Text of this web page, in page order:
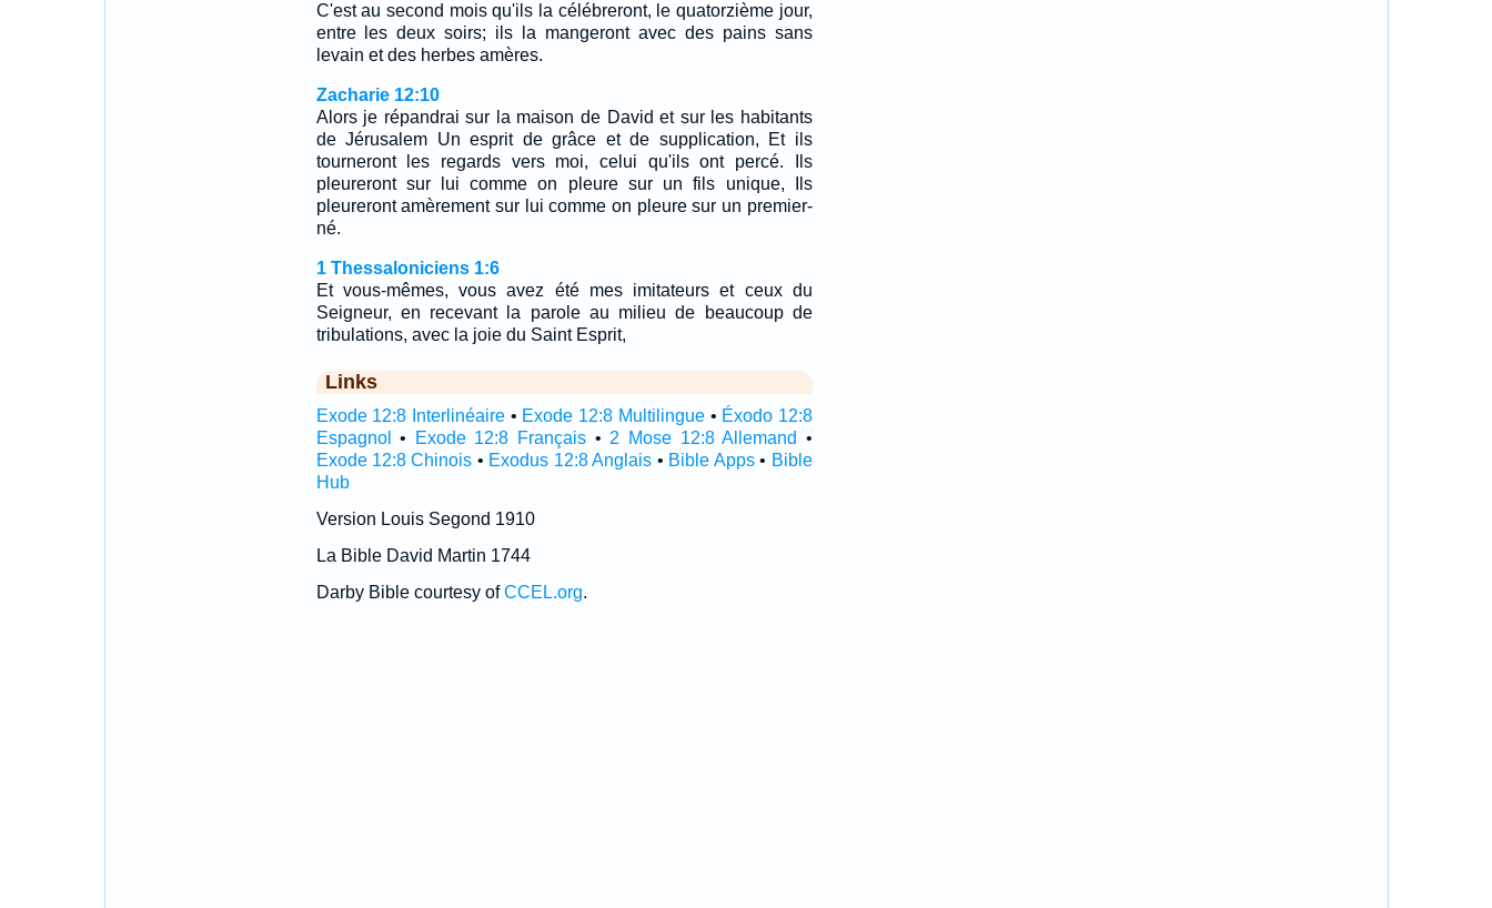
C'est au second mois qu'ils la célébreront, le quatorzième jour,
entre les deux soirs; ils la mangeront avec des pains sans
levain et des herbes amères.
Zacharie 12:10
Alors je répandrai sur la maison de David et sur les habitants
de Jérusalem Un esprit de grâce et de supplication, Et ils
tourneront les regards vers moi, celui qu'ils ont percé. Ils
pleureront sur lui comme on pleure sur un fils unique, Ils
pleureront amèrement sur lui comme on pleure sur un premier-
né.
1 Thessaloniciens 1:6
Et vous-mêmes, vous avez été mes imitateurs et ceux du
Seigneur, en recevant la parole au milieu de beaucoup de
tribulations, avec la joie du Saint Esprit,
Links
Exode 12:8 Interlinéaire• Exode 12:8 Multilingue• Éxodo 12:8
Espagnol
• Exode 12:8 Français • 2 Mose 12:8 Allemand •
Exode 12:8 Chinois • Exodus 12:8 Anglais • Bible Apps• Bible
Hub
Version Louis Segond 1910
La Bible David Martin 1744
Darby Bible courtesy ofCCEL.org.